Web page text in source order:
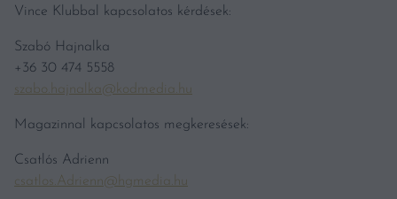
Vince Klubbal kapcsolatos kérdések:
Szabó Hajnalka
+36 30 474 5558
szabo.hajnalka@kodmedia.hu
Magazinnal kapcsolatos megkeresések:
Csatlós Adrienn
csatlos.Adrienn@hgmedia.hu